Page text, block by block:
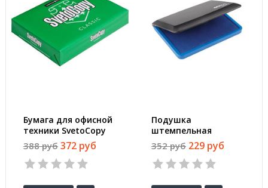
Бумага для офисной
техники SvetoCopy
(A4, марка C, 80 г/
кв.м, 500 листов)
388 руб 372 руб
Подушка
штемпельная
настольная Colop
Micro 2 синяя 110x70
мм
352 руб 229 руб